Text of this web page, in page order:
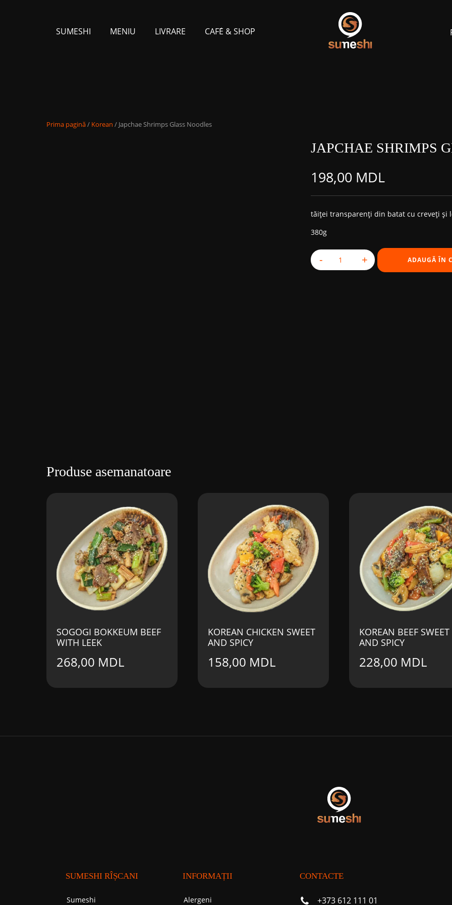
SUMESHI MENIU LIVRARE CAFЕ́ & SHOP
Prima pagină/ Korean / Japchae Shrimps Glass Noodles
JAPCHAE SHRIMPS
198,00 MDL
tăiței transparenți din batat cu creveți și
380g
Cantitate Japchae Shrimps Glass
- + ADAUGĂ ÎN
Produse asemanatoare
SOGOGI BOKKEUM BEEF
WITH LEEK
268,00 MDL
KOREAN CHICKEN SWEET
AND SPICY
158,00 MDL
KOREAN BEEF SWEET
AND SPICY
228,00 MDL
SUMESHI RÎȘCANI
Sumeshi
INFORMAȚII
Alergeni
CONTACTE
+373 612 111 01